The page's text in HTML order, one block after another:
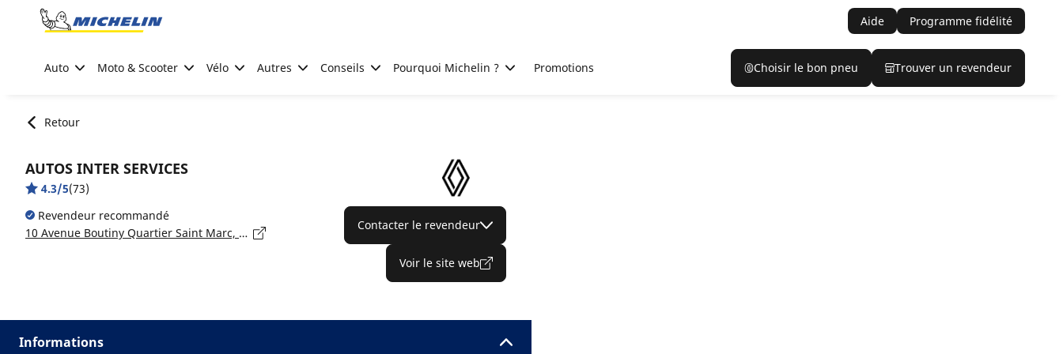
Go to page content
Aide Programme fidélité
Auto Moto & Scooter Vélo Autres Conseils Pourquoi Michelin ? Promotions Choisir le bon pneu Trouver un revendeur
Retour
AUTOS INTER SERVICES
4.3/5(73)
Revendeur recommandé
10 Avenue Boutiny Quartier Saint Marc, 06530 PEYMEINADE
Contacter le revendeur
Voir le site web
Informations